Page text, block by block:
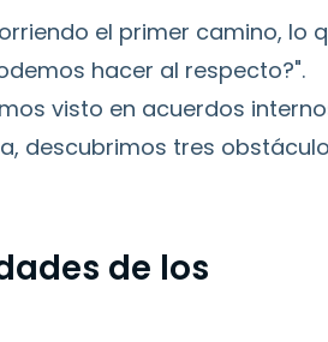
el primer camino, lo
hacer al respecto?".
visto en acuerdos
descubrimos tres
de los